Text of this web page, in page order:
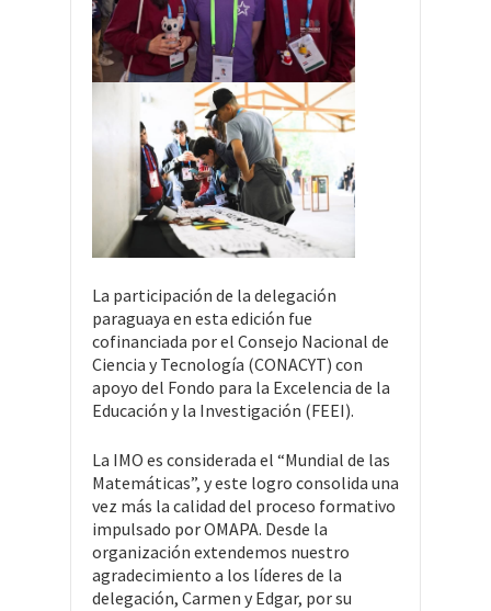
La participación de la delegación
paraguaya en esta edición fue
cofinanciada por el Consejo Nacional de
Ciencia y Tecnología (CONACYT) con
apoyo del Fondo para la Excelencia de la
Educación y la Investigación (FEEI).
La IMO es considerada el “Mundial de las
Matemáticas”, y este logro consolida una
vez más la calidad del proceso formativo
impulsado por OMAPA. Desde la
organización extendemos nuestro
agradecimiento a los líderes de la
delegación, Carmen y Edgar, por su